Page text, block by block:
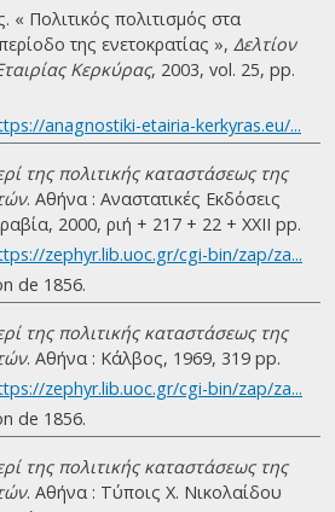
Πολιτικός πολιτισμός στα
της ενετοκρατίας », Δελτίον
Κερκύρας, 2003, vol. 25, pp.
anagnostiki-etairia-kerkyras.eu/...
της πολιτικής καταστάσεως της
. Αθήνα : Αναστατικές Εκδόσεις
2000, ριή + 217 + 22 + ΧΧΙΙ pp.
zephyr.lib.uoc.gr/cgi-bin/zap/za...
de 1856.
της πολιτικής καταστάσεως της
. Αθήνα : Κάλβος, 1969, 319 pp.
zephyr.lib.uoc.gr/cgi-bin/zap/za...
de 1856.
της πολιτικής καταστάσεως της
. Αθήνα : Τύποις Χ. Νικολαίδου